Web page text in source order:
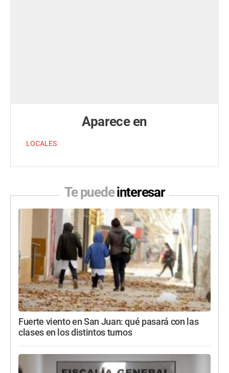
Aparece en
LOCALES
Te puedeinteresar
Fuerte viento en San Juan: qué pasará con las
clases en los distintos turnos